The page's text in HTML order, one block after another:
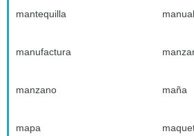
mantequilla manual
manufactura
manzano maña
mapa